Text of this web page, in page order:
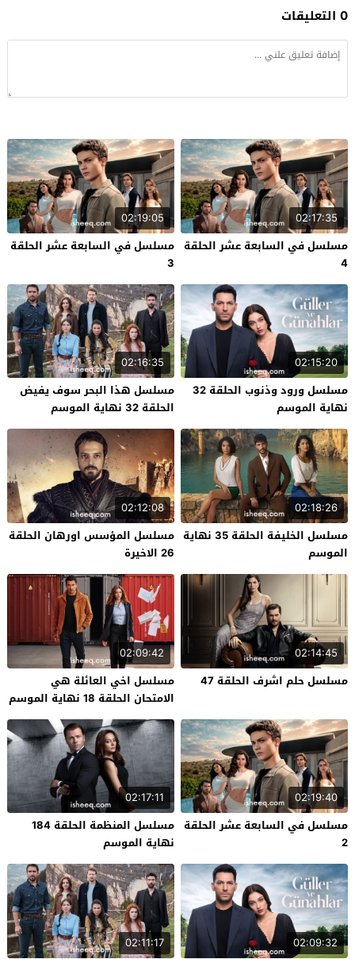
0 التعليقات
02:17:35
مسلسل في السابعة عشر الحلقة
4
02:19:05
مسلسل في السابعة عشر الحلقة
3
02:15:20
مسلسل ورود وذنوب الحلقة 32
نهاية الموسم
02:16:35
مسلسل هذا البحر سوف يفيض
الحلقة 32 نهاية الموسم
02:18:26
مسلسل الخليفة الحلقة 35 نهاية
الموسم
02:12:08
مسلسل المؤسس اورهان الحلقة
26 الاخيرة
02:14:45
مسلسل حلم اشرف الحلقة 47
02:09:42
مسلسل اخي العائلة هي
الامتحان الحلقة 18 نهاية الموسم
02:19:40
مسلسل في السابعة عشر الحلقة
2
02:17:11
مسلسل المنظمة الحلقة 184
نهاية الموسم
02:09:32
02:11:17